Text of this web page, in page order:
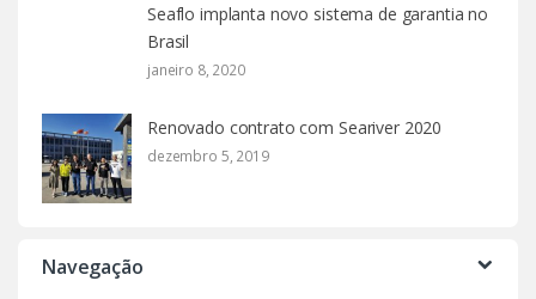
Seaflo implanta novo sistema de garantia no
Brasil
janeiro 8, 2020
Renovado contrato com Seariver 2020
dezembro 5, 2019
Navegação